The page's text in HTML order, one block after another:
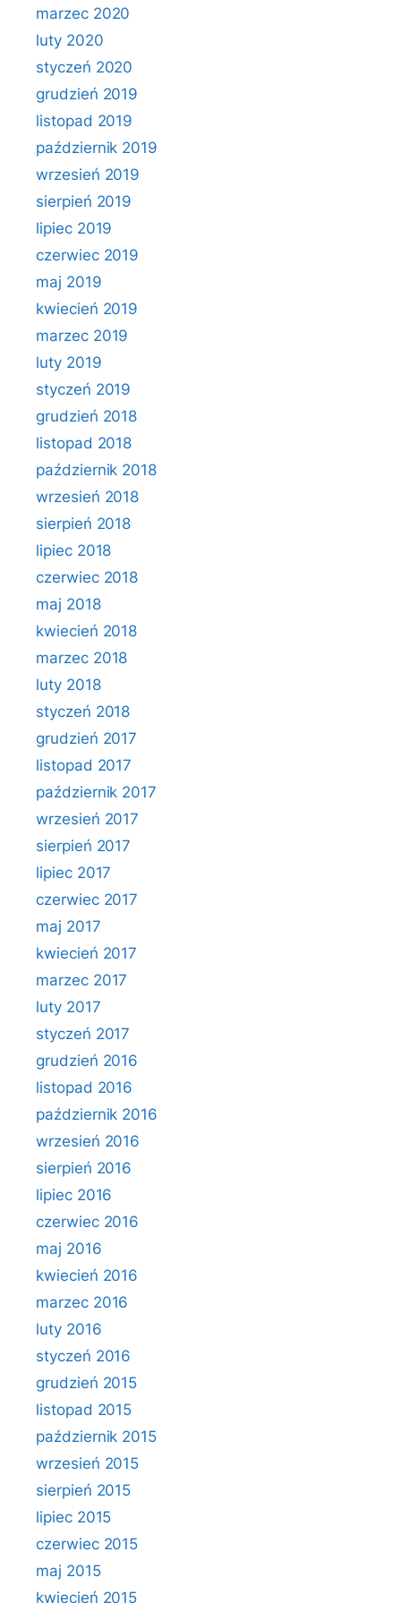
marzec 2020
luty 2020
styczeń 2020
grudzień 2019
listopad 2019
październik 2019
wrzesień 2019
sierpień 2019
lipiec 2019
czerwiec 2019
maj 2019
kwiecień 2019
marzec 2019
luty 2019
styczeń 2019
grudzień 2018
listopad 2018
październik 2018
wrzesień 2018
sierpień 2018
lipiec 2018
czerwiec 2018
maj 2018
kwiecień 2018
marzec 2018
luty 2018
styczeń 2018
grudzień 2017
listopad 2017
październik 2017
wrzesień 2017
sierpień 2017
lipiec 2017
czerwiec 2017
maj 2017
kwiecień 2017
marzec 2017
luty 2017
styczeń 2017
grudzień 2016
listopad 2016
październik 2016
wrzesień 2016
sierpień 2016
lipiec 2016
czerwiec 2016
maj 2016
kwiecień 2016
marzec 2016
luty 2016
styczeń 2016
grudzień 2015
listopad 2015
październik 2015
wrzesień 2015
sierpień 2015
lipiec 2015
czerwiec 2015
maj 2015
kwiecień 2015